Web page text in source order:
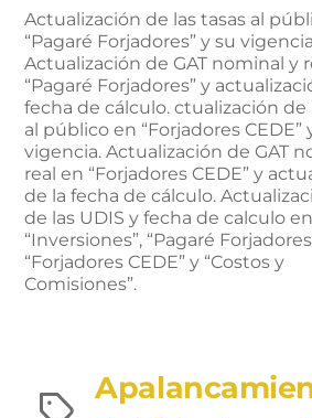
Actualización de las tasas al
“Pagaré Forjadores” y su
Actualización de GAT nominal y
“Pagaré Forjadores” y
fecha de cálculo. ctualización de
al público en “Forjadores CEDE”
vigencia. Actualización de GAT
real en “Forjadores CEDE” y
de la fecha de cálculo.
de las UDIS y fecha de calculo en
“Inversiones”, “Pagaré
“Forjadores CEDE” y “Costos y
Comisiones”.